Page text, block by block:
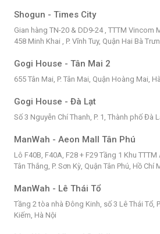
Shogun - Times City
Gian hàng TN-20 & DD9-24 , TTTM Vincom
458 Minh Khai , P. Vĩnh Tuy, Quận Hai Bà
Gogi House - Tân Mai 2
655 Tân Mai, P. Tân Mai, Quận Hoàng Mai,
Gogi House - Đà Lạt
Số 3 Nguyễn Chí Thanh, P. 1, Thành phố Đà
ManWah - Aeon Mall Tân Phú
Lô F40B, F40A, F28 + F29 Tầng 1 Khu
Tân Thắng, P. Sơn Kỳ, Quận Tân Phú, Hồ Chí
ManWah - Lê Thái Tổ
Tầng 2 tòa nhà Đông Kinh, số 3 Lê Thái Tổ,
Kiếm, Hà Nội